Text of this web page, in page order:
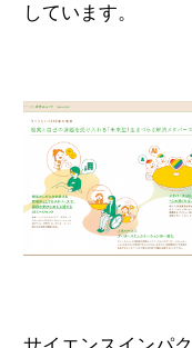
しています。